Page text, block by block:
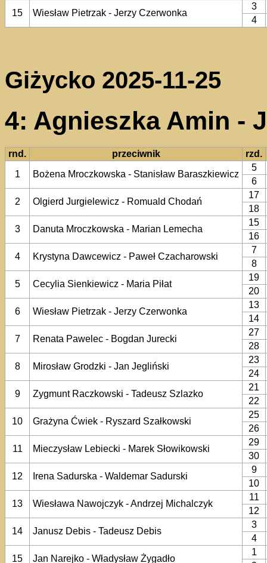
15
Wiesław Pietrzak - Jerzy Czerwonka
3
4
Giżycko 2025-11-25
4: Agnieszka Amin -
rnd. przeciwnik
rzd.
1
Bożena Mroczkowska - Stanisław Baraszkiewicz
5
6
2
Olgierd Jurgielewicz - Romuald Chodań
17
18
3
Danuta Mroczkowska - Marian Lemecha
15
16
4
Krystyna Dawcewicz - Paweł Czacharowski
7
8
5
Cecylia Sienkiewicz - Maria Piłat
19
20
6
Wiesław Pietrzak - Jerzy Czerwonka
13
14
7
Renata Pawelec - Bogdan Jurecki
27
28
8
Mirosław Grodzki - Jan Jegliński
23
24
9
Zygmunt Raczkowski - Tadeusz Szlazko
21
22
10
Grażyna Ćwiek - Ryszard Szałkowski
25
26
11
Mieczysław Lebiecki - Marek Słowikowski
29
30
12
Irena Sadurska - Waldemar Sadurski
9
10
13
Wiesława Nawojczyk - Andrzej Michalczyk
11
12
14
Janusz Debis - Tadeusz Debis
3
4
15
Jan Narejko - Władysław Żygadło
1